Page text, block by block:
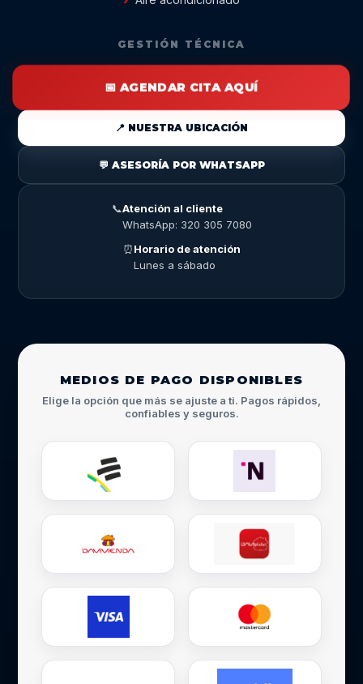
GESTIÓN TÉCNICA
📅 AGENDAR CITA AQUÍ
📍 NUESTRA UBICACIÓN
💬 ASESORÍA POR WHATSAPP
📞Atención al cliente
WhatsApp: 320 305 7080
⏰Horario de atención
Lunes a sábado
MEDIOS DE PAGO DISPONIBLES
Elige la opción que más se ajuste a ti. Pagos rápidos,
confiables y seguros.